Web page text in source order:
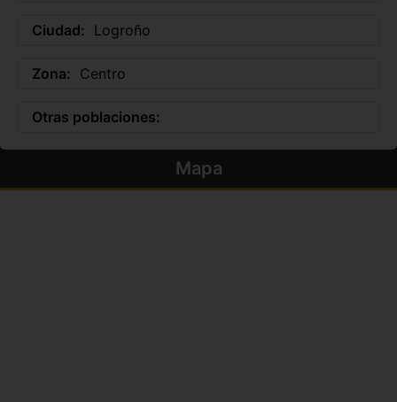
Ciudad: Logroño
Zona: Centro
Otras poblaciones:
Mapa